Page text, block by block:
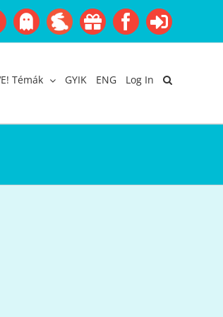
Halloween
EasterAkcióFacebook
Login
Témák GYIK ENG Log In